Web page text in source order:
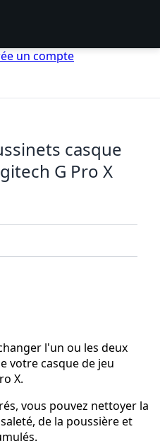
un compte
casque
G Pro X
l'un ou les deux
votre casque de jeu
X.
vous pouvez nettoyer la
de la poussière et